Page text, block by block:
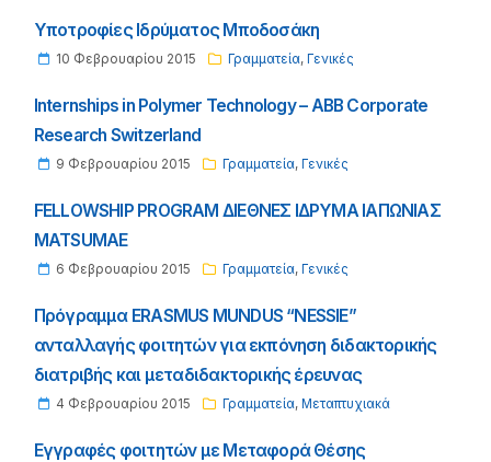
Yποτροφίες Ιδρύματος Μποδοσάκη
10 Φεβρουαρίου 2015 Γραμματεία, Γενικές
Internships in Polymer Technology – ABB Corporate
Research Switzerland
9 Φεβρουαρίου 2015 Γραμματεία, Γενικές
FELLOWSHIP PROGRAM ΔΙΕΘΝΕΣ ΙΔΡΥΜΑ ΙΑΠΩΝΙΑΣ
MATSUMAE
6 Φεβρουαρίου 2015 Γραμματεία, Γενικές
Πρόγραμμα ERASMUS MUNDUS “NESSIE”
ανταλλαγής φοιτητών για εκπόνηση διδακτορικής
διατριβής και μεταδιδακτορικής έρευνας
4 Φεβρουαρίου 2015 Γραμματεία, Μεταπτυχιακά
Εγγραφές φοιτητών με Μεταφορά Θέσης